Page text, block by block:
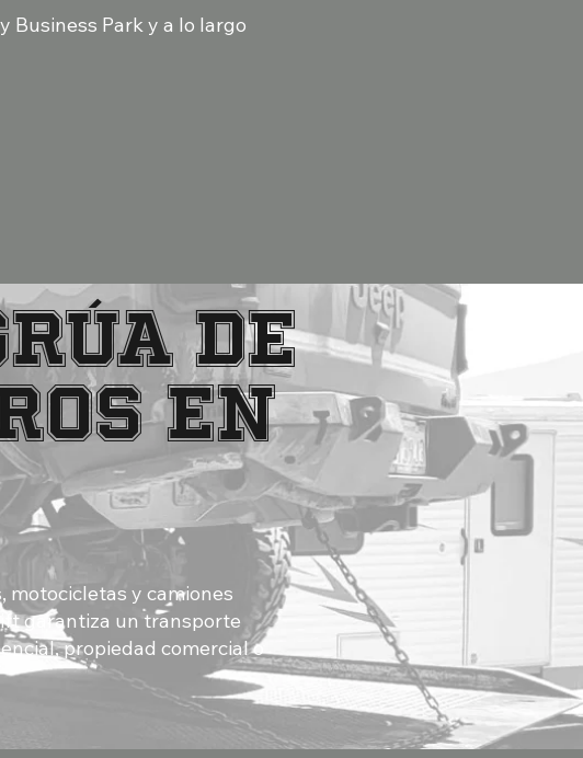
Business Park y a lo largo
DE
EN
motocicletas y camiones
garantiza un transporte
propiedad comercial o